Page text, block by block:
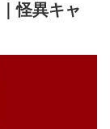
怪異キャ